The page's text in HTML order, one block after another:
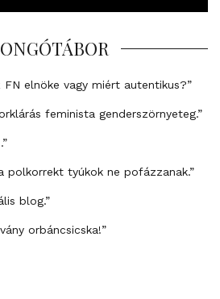
FN elnöke vagy miért autentikus?”
feminista genderszörnyeteg.”
polkorrekt tyúkok ne pofázzanak.”
blog.”
orbáncsicska!”